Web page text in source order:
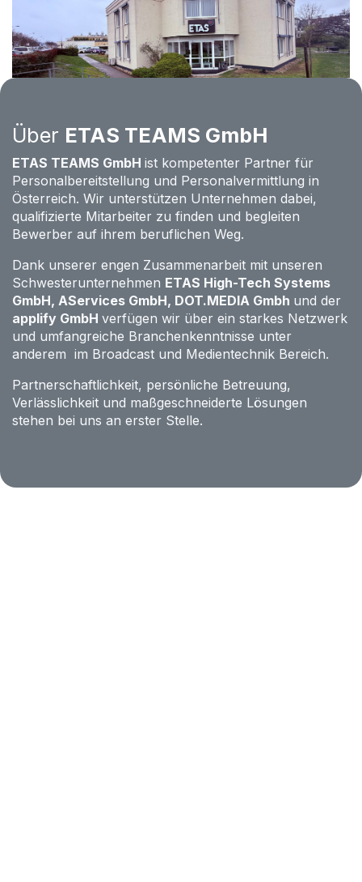
Über ETAS TEAMS GmbH
ETAS TEAMS GmbH ist kompetenter Partner für
Personalbereitstellung und Personalvermittlung in
Österreich. Wir unterstützen Unternehmen dabei,
qualifizierte Mitarbeiter zu finden und begleiten
Bewerber auf ihrem beruflichen Weg.
Dank unserer engen Zusammenarbeit mit unseren
Schwesterunternehmen ETAS High-Tech Systems
GmbH, AServices GmbH, DOT.MEDIA Gmbh und der
applify GmbH verfügen wir über ein starkes Netzwerk
und umfangreiche Branchenkenntnisse unter
anderem im Broadcast und Medientechnik Bereich.
Partnerschaftlichkeit, persönliche Betreuung,
Verlässlichkeit und maßgeschneiderte Lösungen
stehen bei uns an erster Stelle.